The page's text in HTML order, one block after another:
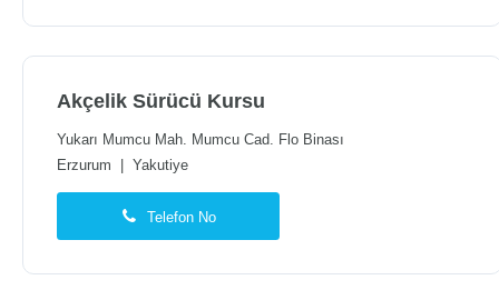
Akçelik Sürücü Kursu
Yukarı Mumcu Mah. Mumcu Cad. Flo Binası
Erzurum
Yakutiye
Telefon No